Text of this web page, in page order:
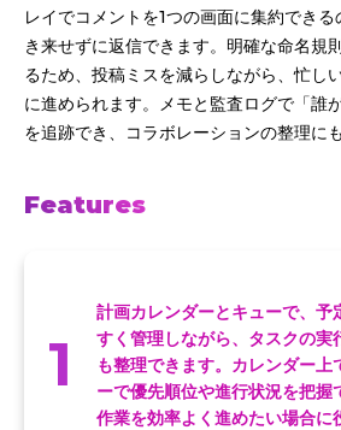
レイでコメントを1つの画面に集約でき
き来せずに返信できます。明確な命名規
るため、投稿ミスを減らしながら、忙し
に進められます。メモと監査ログで「誰
を追跡でき、コラボレーションの整理に
Features
1
計画カレンダーとキューで、予
すく管理しながら、タスクの実
も整理できます。カレンダー上
ーで優先順位や進行状況を把握
作業を効率よく進めたい場合に